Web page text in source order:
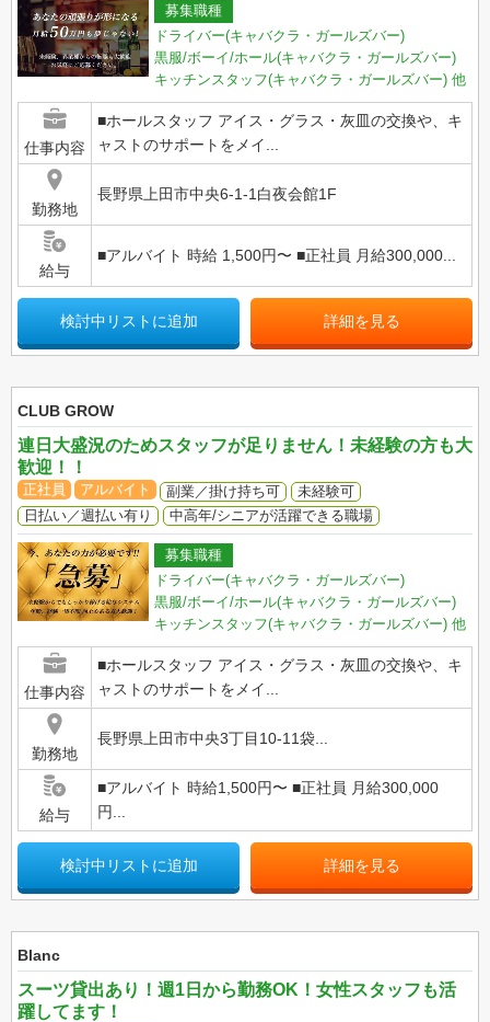
募集職種
ドライバー(キャバクラ・ガールズバー)
黒服/ボーイ/ホール(キャバクラ・ガールズバー)
キッチンスタッフ(キャバクラ・ガールズバー) 他
仕事内容
■ホールスタッフ アイス・グラス・灰皿の交換や、キ
ャストのサポートをメイ...
勤務地
長野県上田市中央6-1-1白夜会館1F
給与
■アルバイト 時給 1,500円〜 ■正社員 月給300,000...
検討中リストに追加 詳細を見る
CLUB GROW
連日大盛況のためスタッフが足りません！未経験の方も大
歓迎！！
正社員 アルバイト 副業／掛け持ち可
未経験可
日払い／週払い有り
中高年/シニアが活躍できる職場
募集職種
ドライバー(キャバクラ・ガールズバー)
黒服/ボーイ/ホール(キャバクラ・ガールズバー)
キッチンスタッフ(キャバクラ・ガールズバー) 他
仕事内容
■ホールスタッフ アイス・グラス・灰皿の交換や、キ
ャストのサポートをメイ...
勤務地
長野県上田市中央3丁目10-11袋...
給与
■アルバイト 時給1,500円〜 ■正社員 月給300,000
円...
検討中リストに追加 詳細を見る
Blanc
スーツ貸出あり！週1日から勤務OK！女性スタッフも活
躍してます！